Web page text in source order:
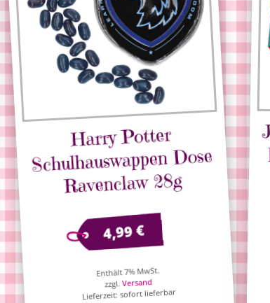
Harry Potter
Schulhauswappen Dose
Ravenclaw 28g
4,99€
Enthält 7% MwSt.
zzgl.Versand
Lieferzeit: sofort lieferbar